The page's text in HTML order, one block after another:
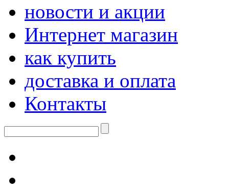
новости и акции
Интернет магазин
как купить
доставка и оплата
Контакты